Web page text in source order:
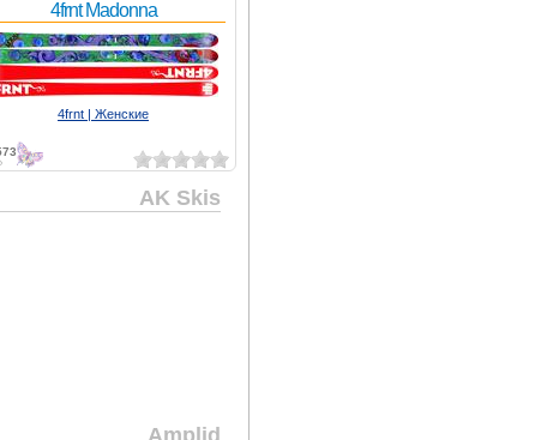
4frnt Madonna
4frnt | Женские
AK Skis
Amplid